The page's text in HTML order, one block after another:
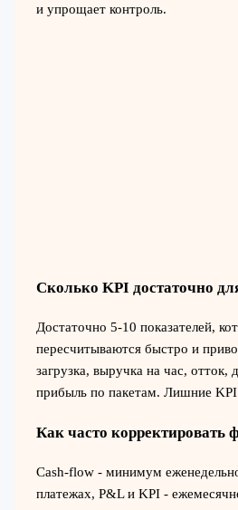
и упрощает контроль.
Сколько KPI достаточно
Достаточно 5-10 показателей,
пересчитываются быстро и
загрузка, выручка на час, отток,
прибыль по пакетам. Лишние
Как часто корректировать
Cash-flow - минимум
платежах, P&L и KPI -